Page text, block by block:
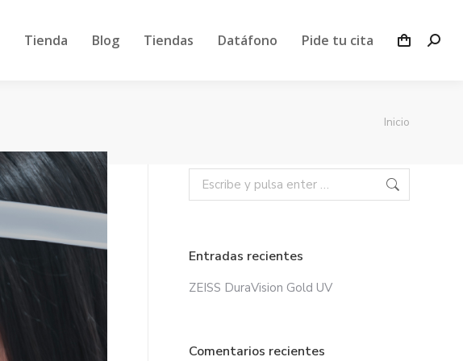
Tienda Blog Tiendas Datáfono Pide tu cita
Estás aquí:
Inicio
Entradas recientes
ZEISS DuraVision Gold UV
Comentarios recientes